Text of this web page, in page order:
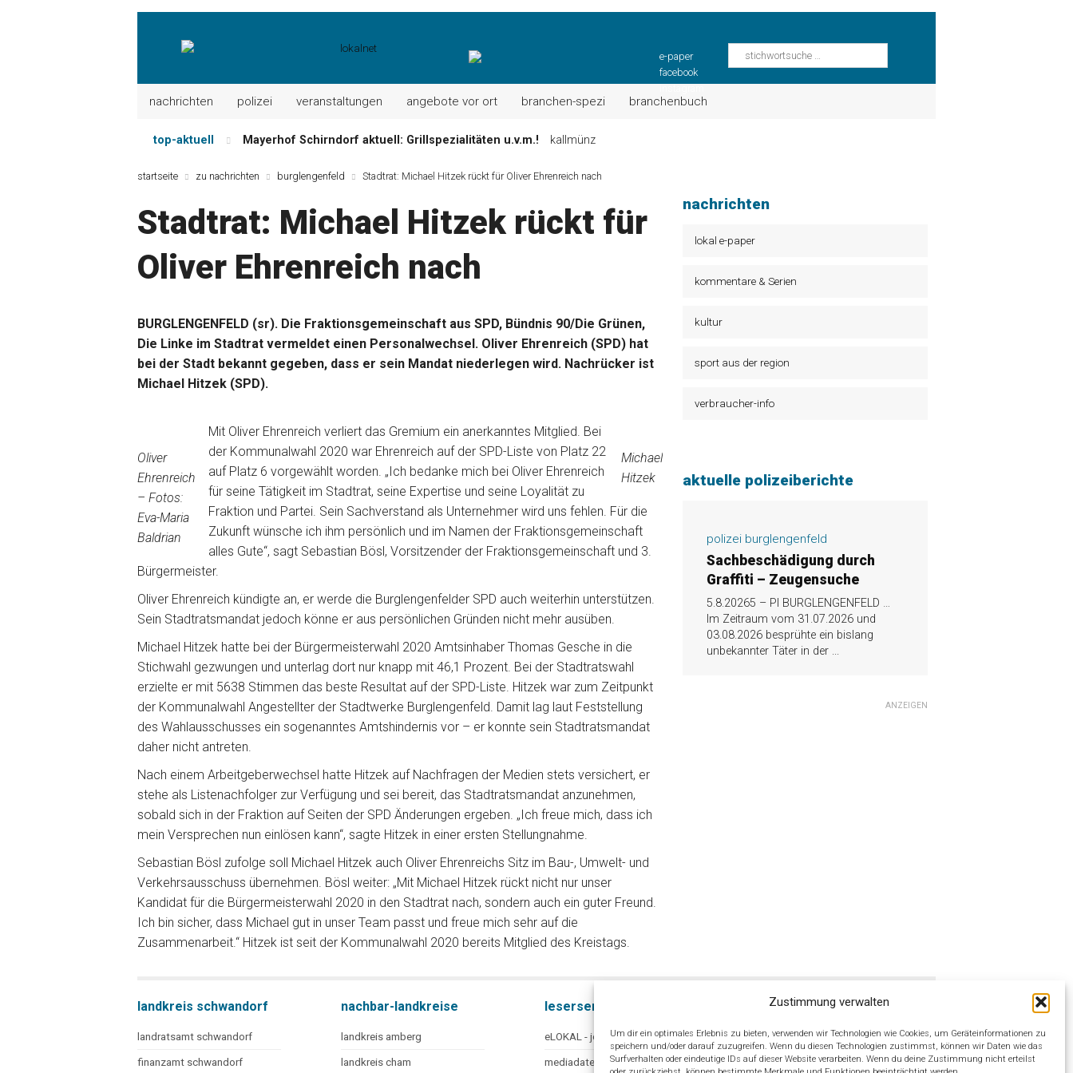
Zustimmung verwalten
Um dir ein optimales Erlebnis zu bieten, verwenden wir Technologien wie Cookies, um Geräteinformationen zu
speichern und/oder darauf zuzugreifen. Wenn du diesen Technologien zustimmst, können wir Daten wie das
Surfverhalten oder eindeutige IDs auf dieser Website verarbeiten. Wenn du deine Zustimmung nicht erteilst
e-paper
facebook
nachrichten polizei veranstaltungen angebote vor ort branchen-spezi branchenbuch
top-aktuell Mayerhof Schirndorf aktuell: Grillspezialitäten u.v.m.!
kallmünz
Maxhütter Fischladen: Unser aktuelles Angebot …
maxhütte-haidhof
Nutzen Sie aktuelle Angebote Ihrer Region!
angebote vor ort | anzeige
Metzgerei Hummel: Aktuelles Wochenangebot!
startseite zu nachrichten burglengenfeld Stadtrat: Michael Hitzek rückt für Oliver Ehrenreich nach
Stadtrat: Michael Hitzek rückt für
Oliver Ehrenreich nach
BURGLENGENFELD (sr). Die Fraktionsgemeinschaft aus SPD, Bündnis 90/Die Grünen,
Die Linke im Stadtrat vermeldet einen Personalwechsel. Oliver Ehrenreich (SPD) hat
bei der Stadt bekannt gegeben, dass er sein Mandat niederlegen wird. Nachrücker ist
Michael Hitzek (SPD).
Michael
Hitzek
Oliver
Ehrenreich
– Fotos:
Eva-Maria
Baldrian
Mit Oliver Ehrenreich verliert das Gremium ein anerkanntes Mitglied. Bei
der Kommunalwahl 2020 war Ehrenreich auf der SPD-Liste von Platz 22
auf Platz 6 vorgewählt worden. „Ich bedanke mich bei Oliver Ehrenreich
für seine Tätigkeit im Stadtrat, seine Expertise und seine Loyalität zu
Fraktion und Partei. Sein Sachverstand als Unternehmer wird uns fehlen. Für die
Zukunft wünsche ich ihm persönlich und im Namen der Fraktionsgemeinschaft
alles Gute“, sagt Sebastian Bösl, Vorsitzender der Fraktionsgemeinschaft und 3.
Bürgermeister.
Oliver Ehrenreich kündigte an, er werde die Burglengenfelder SPD auch weiterhin unterstützen.
Sein Stadtratsmandat jedoch könne er aus persönlichen Gründen nicht mehr ausüben.
Michael Hitzek hatte bei der Bürgermeisterwahl 2020 Amtsinhaber Thomas Gesche in die
Stichwahl gezwungen und unterlag dort nur knapp mit 46,1 Prozent. Bei der Stadtratswahl
erzielte er mit 5638 Stimmen das beste Resultat auf der SPD-Liste. Hitzek war zum Zeitpunkt
der Kommunalwahl Angestellter der Stadtwerke Burglengenfeld. Damit lag laut Feststellung
des Wahlausschusses ein sogenanntes Amtshindernis vor – er konnte sein Stadtratsmandat
daher nicht antreten.
Nach einem Arbeitgeberwechsel hatte Hitzek auf Nachfragen der Medien stets versichert, er
stehe als Listenachfolger zur Verfügung und sei bereit, das Stadtratsmandat anzunehmen,
sobald sich in der Fraktion auf Seiten der SPD Änderungen ergeben. „Ich freue mich, dass ich
mein Versprechen nun einlösen kann“, sagte Hitzek in einer ersten Stellungnahme.
Sebastian Bösl zufolge soll Michael Hitzek auch Oliver Ehrenreichs Sitz im Bau-, Umwelt- und
Verkehrsausschuss übernehmen. Bösl weiter: „Mit Michael Hitzek rückt nicht nur unser
Kandidat für die Bürgermeisterwahl 2020 in den Stadtrat nach, sondern auch ein guter Freund.
Ich bin sicher, dass Michael gut in unser Team passt und freue mich sehr auf die
Zusammenarbeit.“ Hitzek ist seit der Kommunalwahl 2020 bereits Mitglied des Kreistags.
nachrichten
lokal e-paper
kommentare & Serien
kultur
sport aus der region
verbraucher-info
aktuelle polizeiberichte
polizei burglengenfeld
Sachbeschädigung durch
Graffiti – Zeugensuche
5.8.20265 – PI BURGLENGENFELD …
Im Zeitraum vom 31.07.2026 und
03.08.2026 besprühte ein bislang
unbekannter Täter in der ...
ANZEIGEN
landkreis schwandorf
landratsamt schwandorf
finanzamt schwandorf
nachbar-landkreise
landkreis amberg
landkreis cham
leserservice
eLOKAL - jetzt online lesen
mediadaten
weitere
impressum
datenschutz